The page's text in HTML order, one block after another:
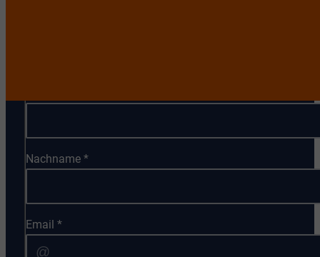
Nachname *
Email *